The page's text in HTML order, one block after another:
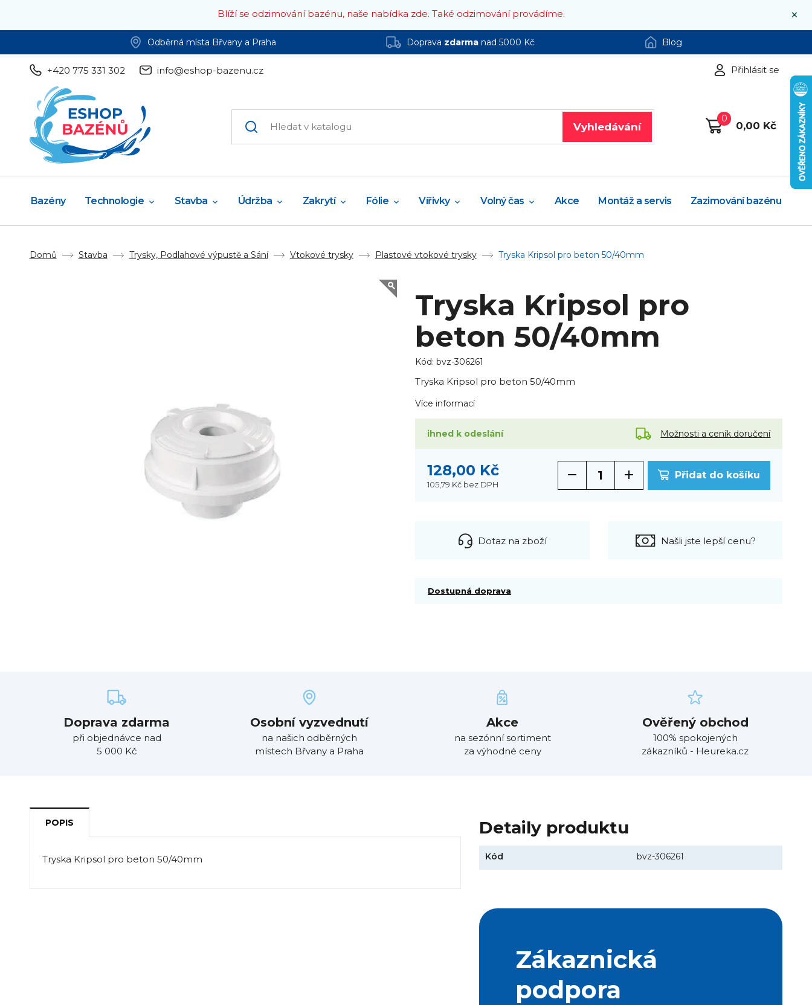
×
Blíží se odzimování bazénu, naše nabídka zde. Také odzimování provádíme.
Odběrná místa Břvany a Praha Doprava zdarmanad 5000 Kč Blog
+420 775 331 302 info@eshop-bazenu.cz Přihlásit se
Vyhledávání
0
0,00 Kč
Bazény Technologie Stavba Údržba Zakrytí Fólie Vířivky Volný čas Akce Montáž a servis Zazimování bazénu
Domů Stavba Trysky, Podlahové výpustě a Sání Vtokové trysky Plastové vtokové trysky Tryska Kripsol pro beton 50/40mm
Tryska Kripsol pro
beton 50/40mm
Kód: bvz-306261
Tryska Kripsol pro beton 50/40mm
Více informací
ihned k odeslání Možnosti a ceník doručení
128,00 Kč
105,79 Kč bez DPH
Přidat do košíku
Dotaz na zboží Našli jste lepší cenu?
Dostupná doprava
Doprava zdarma
při objednávce nad
5 000 Kč
Osobní vyzvednutí
na našich odběrných
místech Břvany a Praha
Akce
na sezónní sortiment
za výhodné ceny
Ověřený obchod
100% spokojených
zákazníků - Heureka.cz
POPIS
Tryska Kripsol pro beton 50/40mm
Detaily produktu
Kód bvz-306261
Zákaznická
podpora